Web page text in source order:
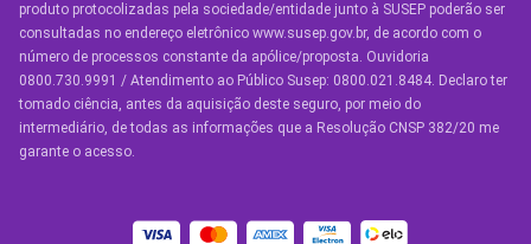
Seguro de Vida
Manual de Assistências
Condições Gerais
OUTROS SERVIÇOS
produto protocolizadas pela sociedade/entidade junto à SUSEP poderão ser
consultadas no endereço eletrônico www.susep.gov.br, de acordo com o
número de processos constante da apólice/proposta. Ouvidoria
0800.730.9991 / Atendimento ao Público Susep: 0800.021.8484. Declaro ter
tomado ciência, antes da aquisição deste seguro, por meio do
intermediário, de todas as informações que a Resolução CNSP 382/20 me
garante o acesso.